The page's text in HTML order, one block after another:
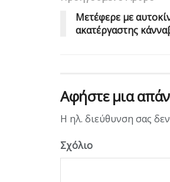
Mετέφερε με
ακατέργαστης
Αφήστε μια
Η ηλ. διεύθυνση σας
Σχόλιο